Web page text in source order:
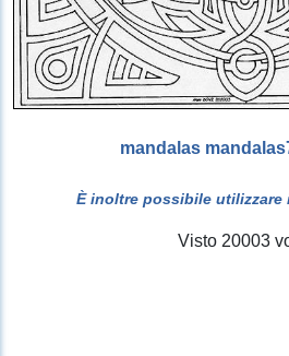
mandalas
È inoltre possibile utilizzare
Visto 20003